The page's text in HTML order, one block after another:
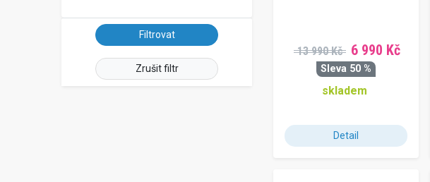
Zrušit filtr
13 990 Kč 6 990 Kč
Sleva 50 %
skladem
Detail